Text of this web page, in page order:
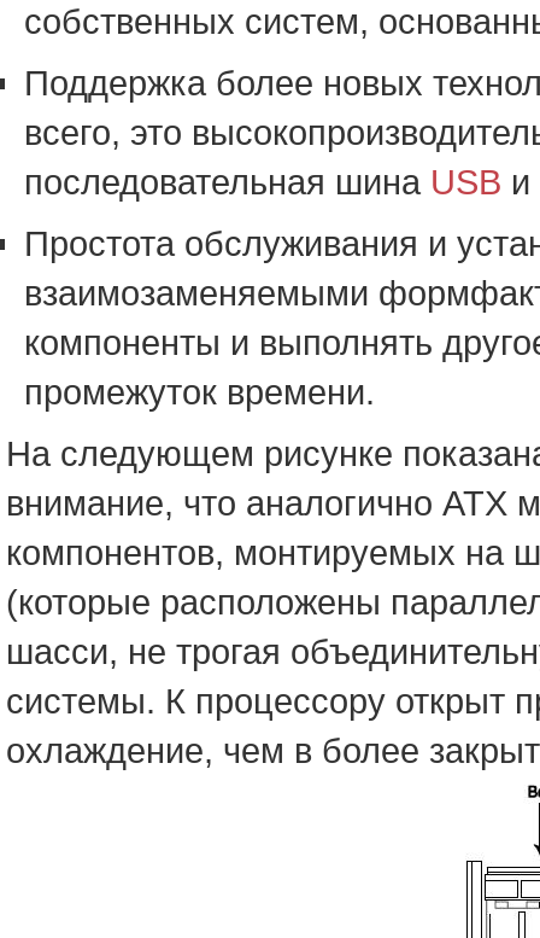
собственных систем,
Поддержка более новых
всего, это
последовательная шина USB
Простота обслуживания и
взаимозаменяемыми
компоненты и выполнять
промежуток времени.
На следующем рисунке
внимание, что аналогично ATX
компонентов, монтируемых на
(которые расположены
шасси, не трогая
системы. К процессору открыт
охлаждение, чем в более